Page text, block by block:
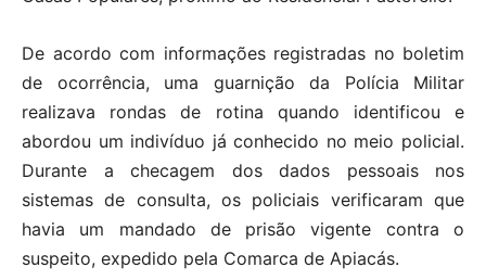
De acordo com informações registradas no boletim
de ocorrência, uma guarnição da Polícia Militar
realizava rondas de rotina quando identificou e
abordou um indivíduo já conhecido no meio policial.
Durante a checagem dos dados pessoais nos
sistemas de consulta, os policiais verificaram que
havia um mandado de prisão vigente contra o
suspeito, expedido pela Comarca de Apiacás.